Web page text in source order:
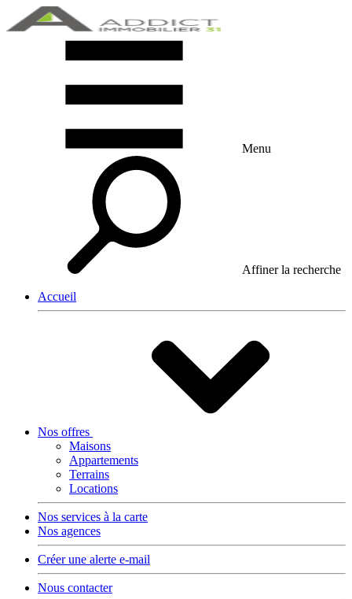
Menu
Affiner la recherche
Accueil
Nos offres
Maisons
Appartements
Terrains
Locations
Nos services à la carte
Nos agences
Créer une alerte e-mail
Nous contacter